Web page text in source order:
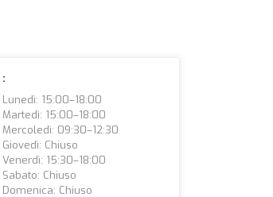
:
Lunedì: 15:00–18:00
Martedì: 15:00–18:00
Mercoledì: 09:30–12:30
Giovedì: Chiuso
Venerdì: 15:30–18:00
Sabato: Chiuso
Domenica: Chiuso